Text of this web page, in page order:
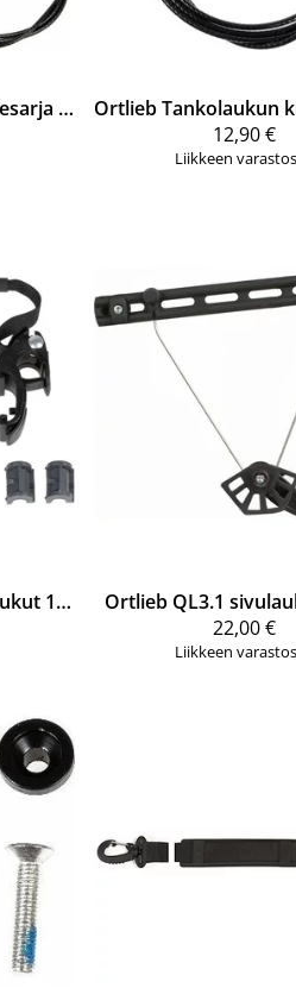
Etulaukun kiinnikesarja lukolla
Ortlieb
12,90 €
Liikkeen
QL2.1 kiinnityskoukut 16-8mm putkille
Ortlieb QL3.1
22,00 €
Liikkeen